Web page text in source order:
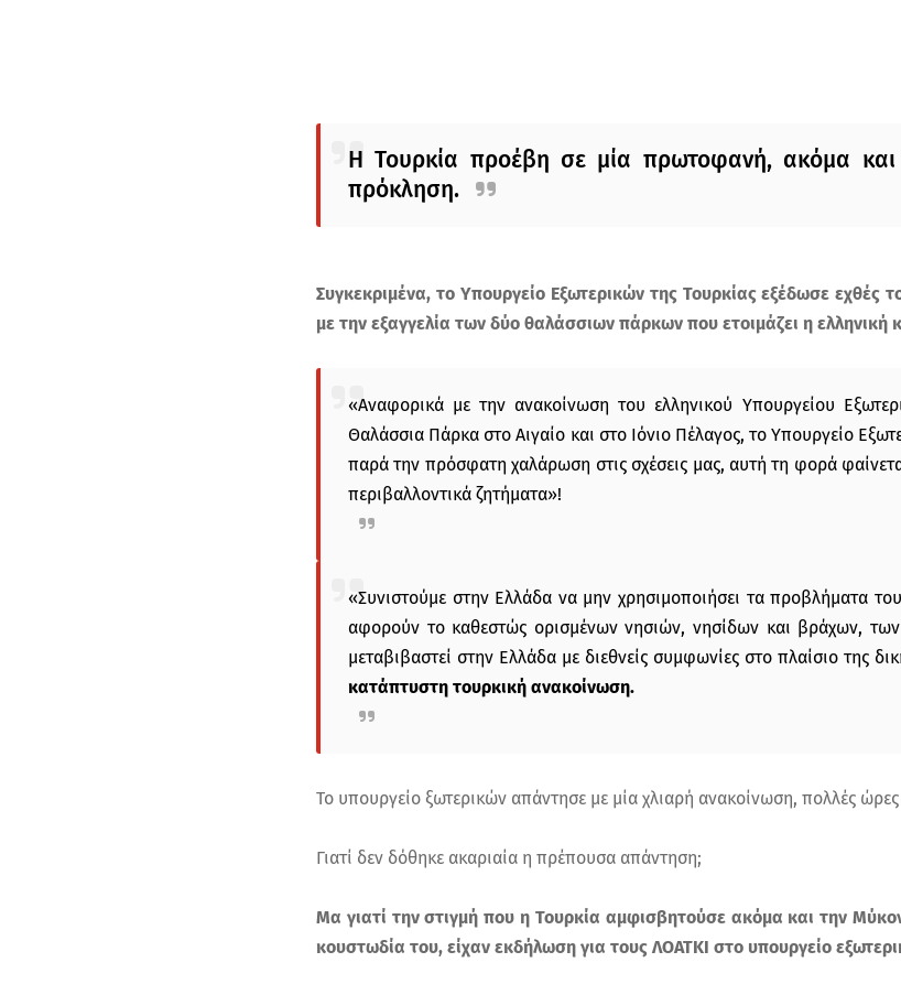
Η Τουρκία προέβη σε μία πρωτοφανή, ακόμα και
πρόκληση.
Συγκεκριμένα, το Υπουργείο Εξωτερικών της Τουρκίας εξέδωσε εχθές
με την εξαγγελία των δύο θαλάσσιων πάρκων που ετοιμάζει η ελληνική
«Αναφορικά με την ανακοίνωση του ελληνικού Υπουργείου
Θαλάσσια Πάρκα στο Αιγαίο και στο Ιόνιο Πέλαγος, το Υπουργείο
παρά την πρόσφατη χαλάρωση στις σχέσεις μας, αυτή τη φορά
περιβαλλοντικά ζητήματα»!
«Συνιστούμε στην Ελλάδα να μην χρησιμοποιήσει τα προβλήματα
αφορούν το καθεστώς ορισμένων νησιών, νησίδων και βράχων, των
μεταβιβαστεί στην Ελλάδα με διεθνείς συμφωνίες στο πλαίσιο της
κατάπτυστη τουρκική ανακοίνωση.
Το υπουργείο ξωτερικών απάντησε με μία χλιαρή ανακοίνωση, πολλές
Γιατί δεν δόθηκε ακαριαία η πρέπουσα απάντηση;
Μα γιατί την στιγμή που η Τουρκία αμφισβητούσε ακόμα και την
κουστωδία του, είχαν εκδήλωση για τους ΛΟΑΤΚΙ στο υπουργείο